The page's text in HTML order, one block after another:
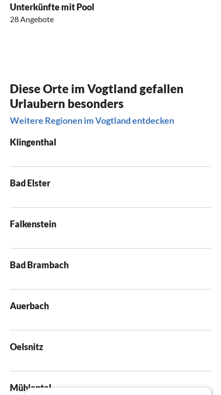
Unterkünfte mit Pool
28 Angebote
Diese Orte im Vogtland gefallen
Urlaubern besonders
Weitere Regionen im Vogtland entdecken
Klingenthal
Bad Elster
Falkenstein
Bad Brambach
Auerbach
Oelsnitz
Mühlental